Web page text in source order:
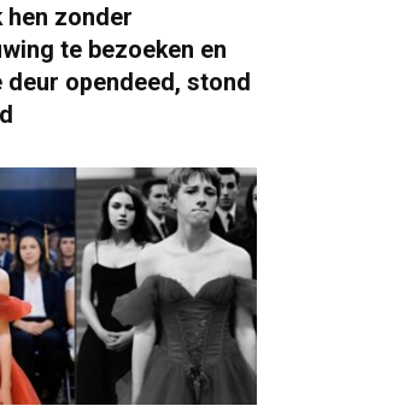
hen zonder
te bezoeken en
deur opendeed, stond